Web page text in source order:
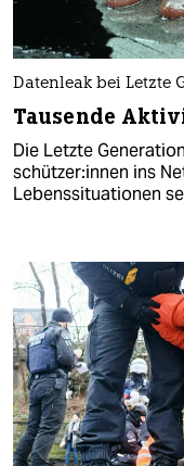
Datenleak bei Letzte
Tausende
Die Letzte
schüt­ze­r:in­nen ins
Lebenssituationen